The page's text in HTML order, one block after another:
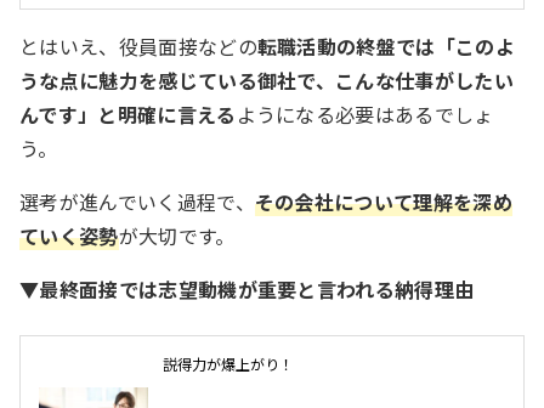
とはいえ、役員面接などの転職活動の終盤では「このよ
うな点に魅力を感じている御社で、こんな仕事がしたい
んです」と明確に言える ようになる必要はあるでしょ
う。
選考が進んでいく過程で、 その会社について理解を深め
ていく姿勢が大切です。
▼最終面接では志望動機が重要と言われる納得理由
説得力が爆上がり！